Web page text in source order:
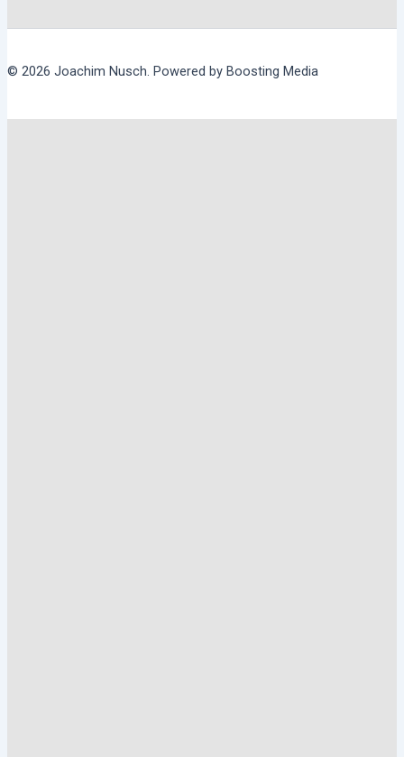
© 2026 Joachim Nusch. Powered by Boosting Media